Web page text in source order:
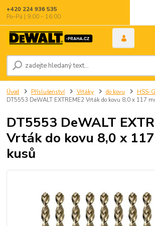
+420 224 936 535
Po–Pá | 9:00 – 16:00
Úvod Příslušenství Vrtáky do kovu
HSS-
DT5553 DeWALT EXTREME2 Vrták do kovu 8,0 x 117
DT5553 DeWALT
Vrták do kovu 8,0 x
kusů